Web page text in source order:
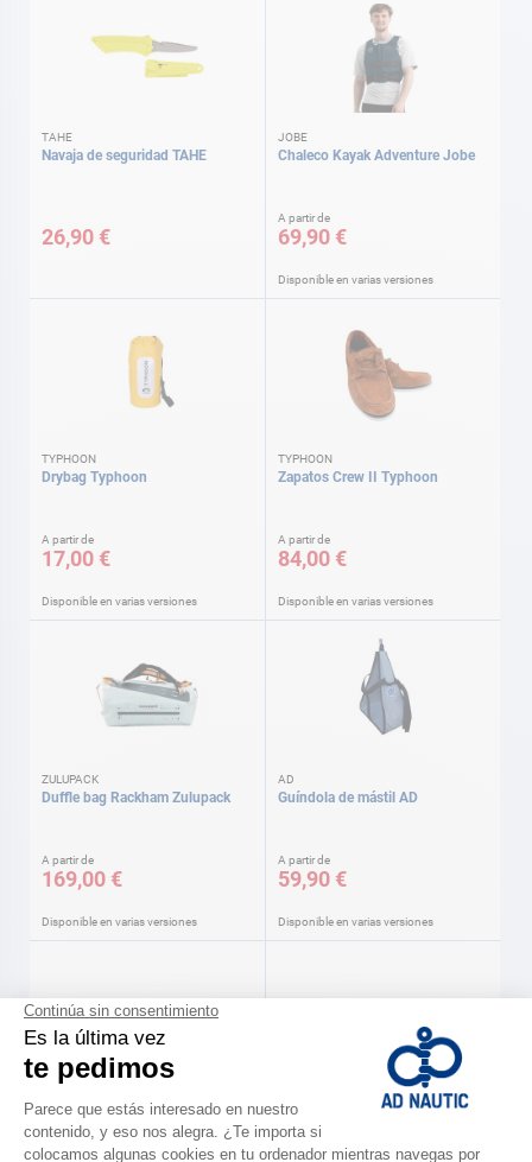
TAHE
Navaja de seguridad TAHE
26,90 €
JOBE
Chaleco Kayak Adventure Jobe
A partir de
69,90 €
Disponible en varias versiones
TYPHOON
Drybag Typhoon
A partir de
17,00 €
Disponible en varias versiones
TYPHOON
Zapatos Crew II Typhoon
A partir de
84,00 €
Disponible en varias versiones
ZULUPACK
Duffle bag Rackham Zulupack
A partir de
169,00 €
Disponible en varias versiones
AD
Guíndola de mástil AD
A partir de
59,90 €
Disponible en varias versiones
Navaja mini-blade
Navaja Offshore Hoja sierra +
abre grillete/punzón Wichard